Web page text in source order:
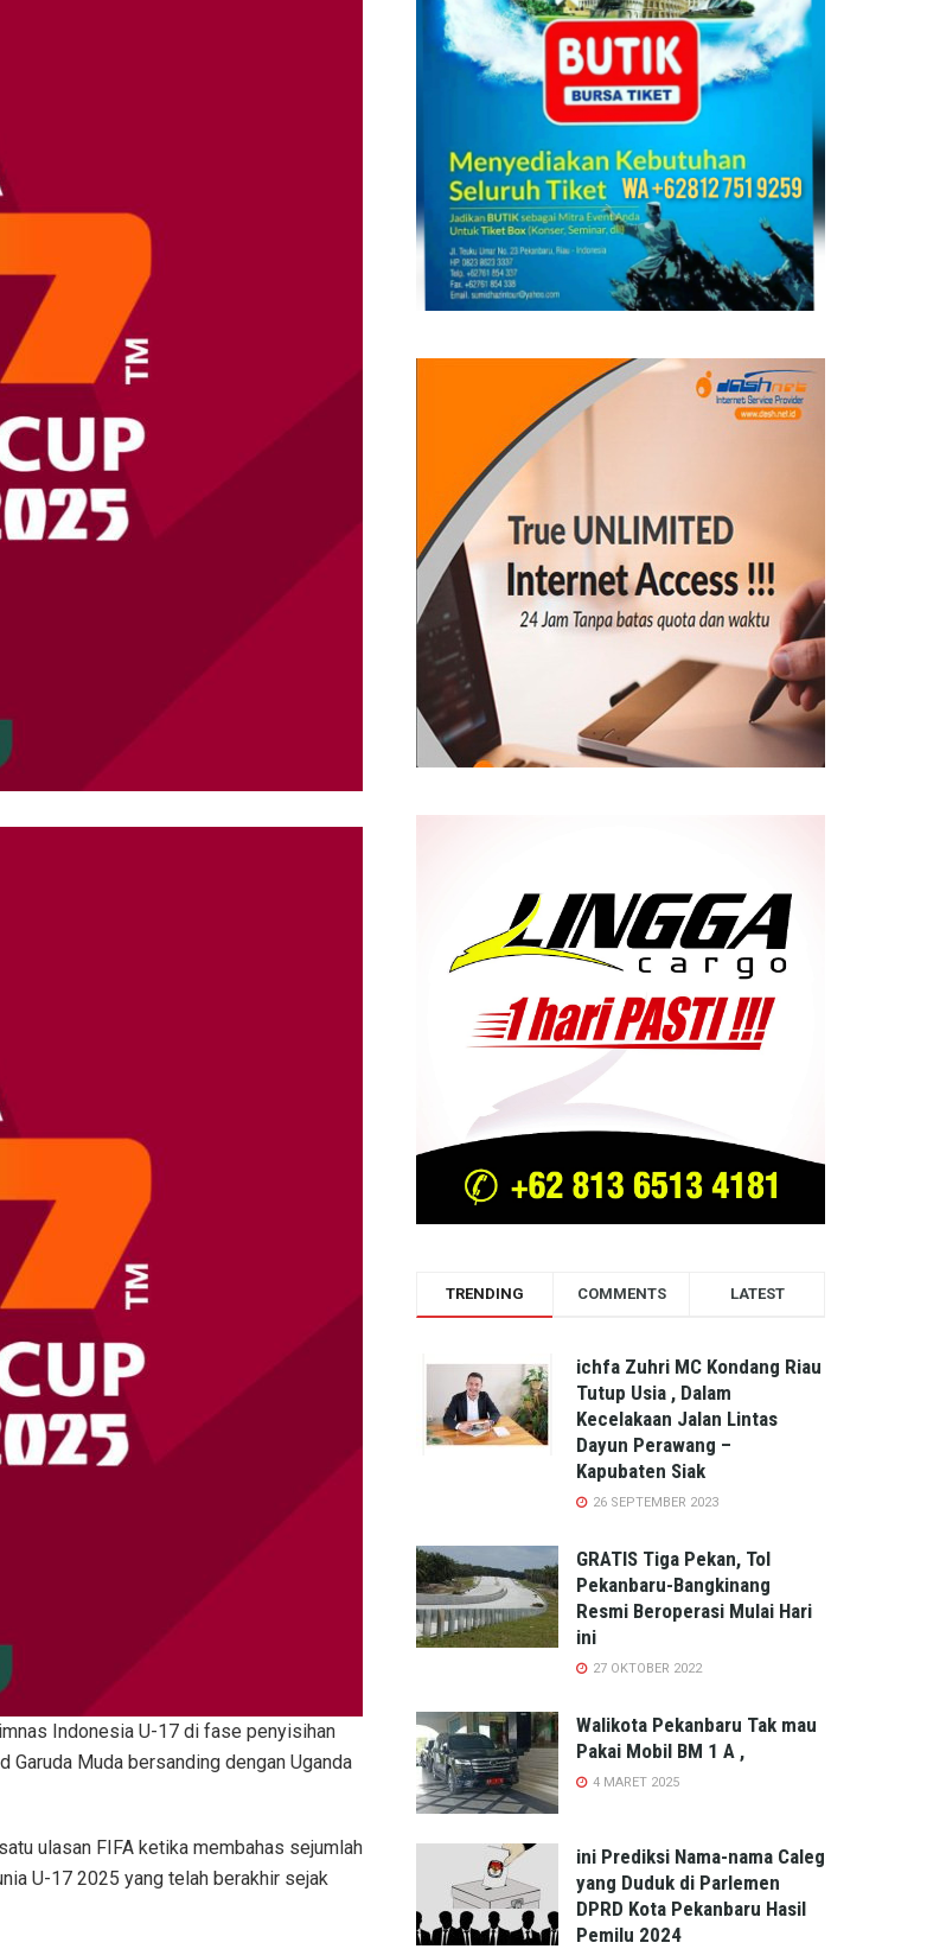
Indonesia U-17 di fase penyisihan
Garuda Muda bersanding dengan Uganda
ulasan FIFA ketika membahas sejumlah
U-17 2025 yang telah berakhir sejak
TRENDING COMMENTS LATEST
ichfa Zuhri MC Kondang Riau
Tutup Usia , Dalam
Kecelakaan Jalan Lintas
Dayun Perawang –
Kapubaten Siak
26 SEPTEMBER 2023
GRATIS Tiga Pekan, Tol
Pekanbaru-Bangkinang
Resmi Beroperasi Mulai Hari
ini
27 OKTOBER 2022
Walikota Pekanbaru Tak mau
Pakai Mobil BM 1 A ,
4 MARET 2025
ini Prediksi Nama-nama Caleg
yang Duduk di Parlemen
DPRD Kota Pekanbaru Hasil
Pemilu 2024